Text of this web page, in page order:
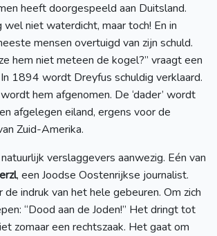
heeft doorgespeeld aan Duitsland.
niet waterdicht, maar toch! En in
mensen overtuigd van zijn schuld.
hem niet meteen de kogel?” vraagt een
1894 wordt Dreyfus schuldig verklaard.
hem afgenomen. De ‘dader’ wordt
afgelegen eiland, ergens voor de
Zuid-Amerika.
verslaggevers aanwezig. Eén van
, een Joodse Oostenrijkse journalist.
de indruk van het hele gebeuren. Om zich
“Dood aan de Joden!” Het dringt tot
zomaar een rechtszaak. Het gaat om